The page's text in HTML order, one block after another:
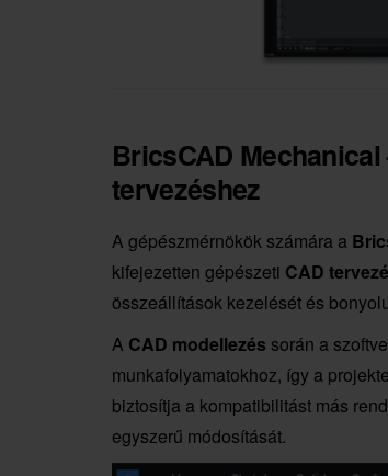
BricsCAD
tervezéshez
A gépészmérnökök számára a
kifejezetten gépészeti CAD
összeállítások kezelését és
A CAD modellezés során a
munkafolyamatokhoz, így a
biztosítja a kompatibilitást más
egyszerű módosítását.